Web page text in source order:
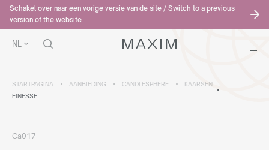
Schakel over naar een vorige versie van de site / Switch to a previous
version of the website
NL
STARTPAGINA AANBIEDING CANDLESPHERE
KAARSEN
FINESSE
Ca017